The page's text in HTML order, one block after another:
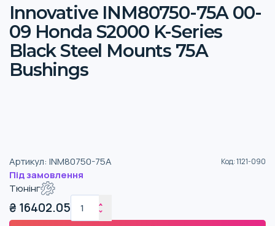
Innovative INM80750-75A 00-
09 Honda S2000 K-Series
Black Steel Mounts 75A
Bushings
Артикул: INM80750-75A Код:1121-090
Під замовлення
Тюнінг
₴ 16402.05